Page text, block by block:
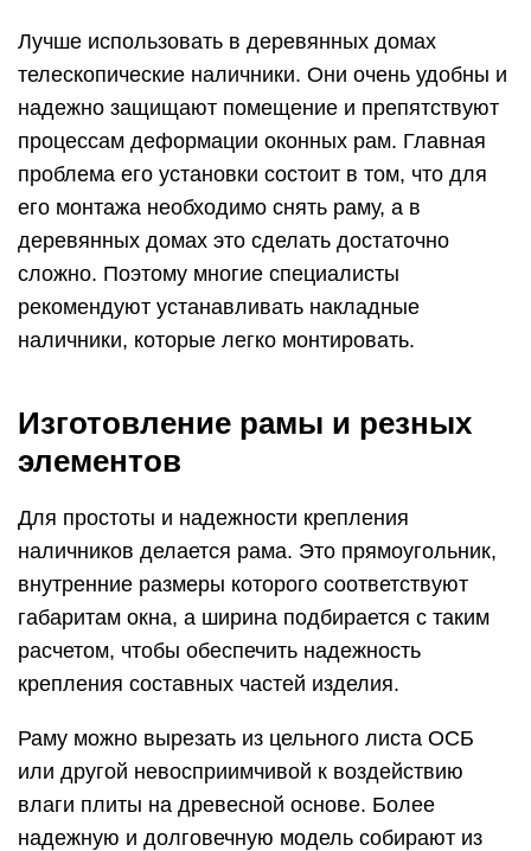
Лучше использовать в деревянных домах
телескопические наличники. Они очень удобны и
надежно защищают помещение и препятствуют
процессам деформации оконных рам. Главная
проблема его установки состоит в том, что для
его монтажа необходимо снять раму, а в
деревянных домах это сделать достаточно
сложно. Поэтому многие специалисты
рекомендуют устанавливать накладные
наличники, которые легко монтировать.
Изготовление рамы и резных
элементов
Для простоты и надежности крепления
наличников делается рама. Это прямоугольник,
внутренние размеры которого соответствуют
габаритам окна, а ширина подбирается с таким
расчетом, чтобы обеспечить надежность
крепления составных частей изделия.
Раму можно вырезать из цельного листа ОСБ
или другой невосприимчивой к воздействию
влаги плиты на древесной основе. Более
надежную и долговечную модель собирают из